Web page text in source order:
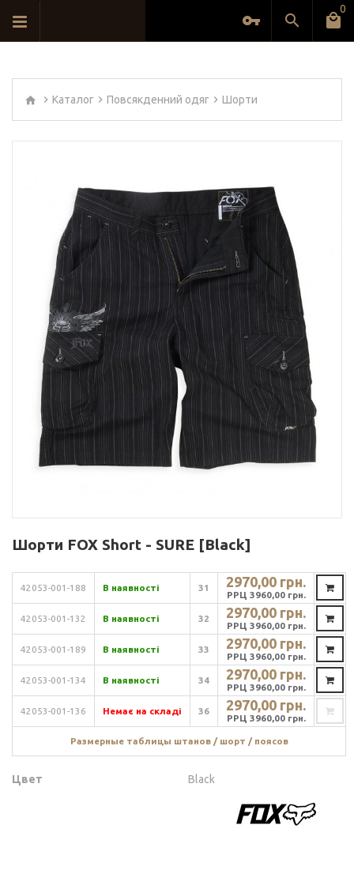
0
Каталог Повсякденний одяг Шорти
Шорти FOX Short - SURE [Black]
42053-001-188 В наявності 31 2970,00 грн.
РРЦ 3960,00 грн.
42053-001-132 В наявності 32 2970,00 грн.
РРЦ 3960,00 грн.
42053-001-189 В наявності 33 2970,00 грн.
РРЦ 3960,00 грн.
42053-001-134 В наявності 34 2970,00 грн.
РРЦ 3960,00 грн.
42053-001-136 Немає на складі 36 2970,00 грн.
РРЦ 3960,00 грн.
Размерные таблицы штанов / шорт / поясов
Цвет Black